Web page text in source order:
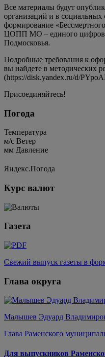
Все материалы будут
организаций и в социальных
формирование
ЦОПП МО – единого
Подмосковья.
Подробные требования к
вы найдете в методических
(https://disk.yandex.ru/d/
Присоединяйтесь!
Погода
Температура
м/c Ветер
мм Давление
Яндекс.Погода
Курс валют
Газета
Свежий выпуск газеты в
Глава округа
Малышев Эдуард
Глава Раменского
Для выпускников